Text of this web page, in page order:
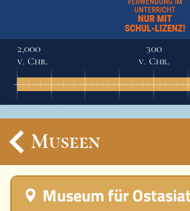
Termine
2,000
v. Chr.
300
v. Chr.
Ereignisse
Museen
Museum für